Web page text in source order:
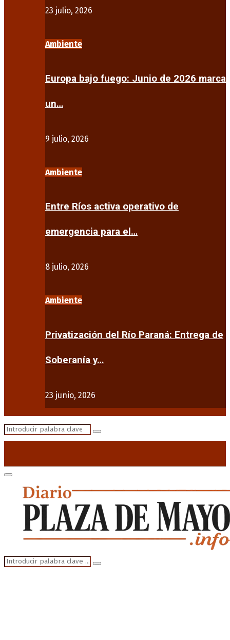
23 julio, 2026
Ambiente
Europa bajo fuego: Junio de 2026 marca
un…
9 julio, 2026
Ambiente
Entre Ríos activa operativo de
emergencia para el…
8 julio, 2026
Ambiente
Privatización del Río Paraná: Entrega de
Soberanía y…
23 junio, 2026
Search
Search
Primary
Menu
Search
for:
Search